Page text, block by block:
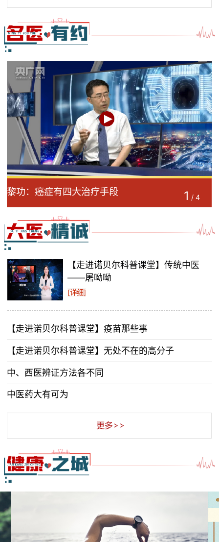
1 / 4
黎功：癌症有四大治疗手段
【走进诺贝尔科普课堂】传统中医
——屠呦呦
[详细]
【走进诺贝尔科普课堂】疫苗那些事
【走进诺贝尔科普课堂】无处不在的高分子
中、西医辨证方法各不同
中医药大有可为